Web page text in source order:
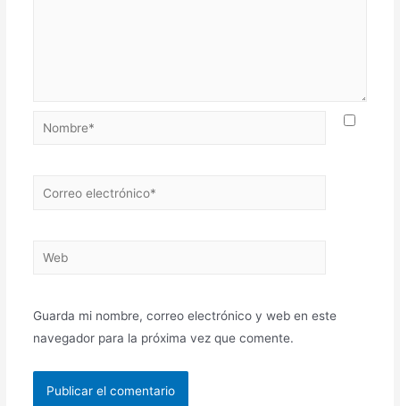
Nombre*
Correo
Web
Guarda mi nombre, correo electrónico y web en este
navegador para la próxima vez que comente.